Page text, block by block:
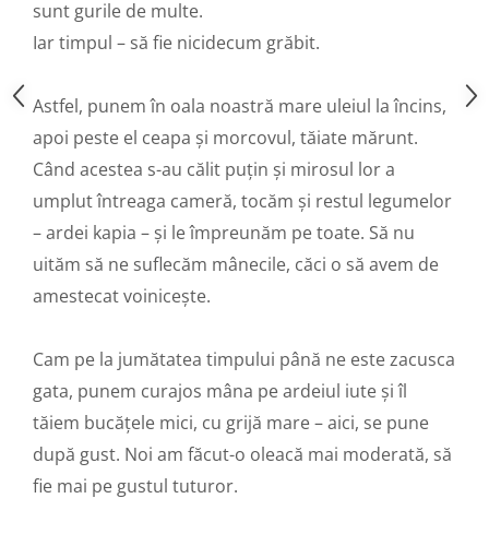
sunt gurile de multe.
Iar timpul – să fie nicidecum grăbit.
Astfel, punem în oala noastră mare uleiul la încins,
apoi peste el ceapa și morcovul, tăiate mărunt.
Când acestea s-au călit puțin și mirosul lor a
umplut întreaga cameră, tocăm și restul legumelor
– ardei kapia – și le împreunăm pe toate. Să nu
uităm să ne suflecăm mânecile, căci o să avem de
amestecat voinicește.
Cam pe la jumătatea timpului până ne este zacusca
gata, punem curajos mâna pe ardeiul iute și îl
tăiem bucățele mici, cu grijă mare – aici, se pune
după gust. Noi am făcut-o oleacă mai moderată, să
fie mai pe gustul tuturor.